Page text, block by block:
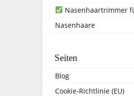
Nasenhaartrimmer
Nasenhaare
Seiten
Blog
Cookie-Richtlinie (EU)